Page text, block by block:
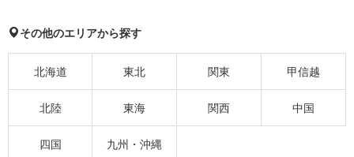
その他のエリアから探す
北海道 東北 関東 甲信越
北陸 東海 関西 中国
四国 九州・沖縄